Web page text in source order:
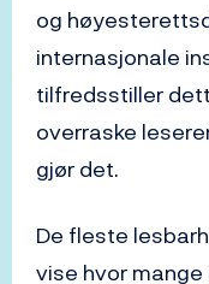
og
internasjonale
tilfredsstiller
overraske
gjør det.
De fleste
vise hvor